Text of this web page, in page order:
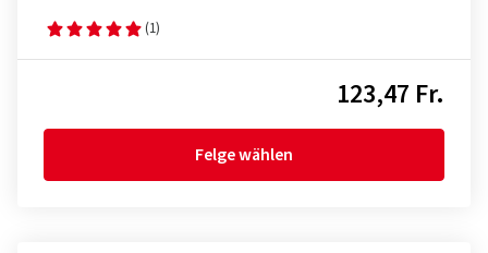
(1)
123,47 Fr.
Felge wählen